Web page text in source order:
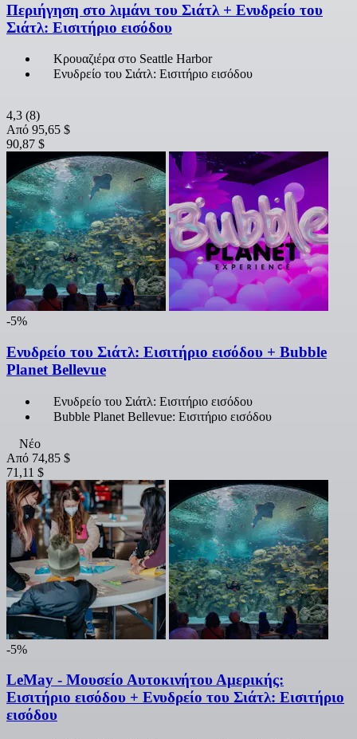
Περιήγηση στο λιμάνι του Σιάτλ + Ενυδρείο του
Σιάτλ: Εισιτήριο εισόδου
Κρουαζιέρα στο Seattle Harbor
Ενυδρείο του Σιάτλ: Εισιτήριο εισόδου
4,3 (8)
Από 95,65 $
90,87 $
-5%
Ενυδρείο του Σιάτλ: Εισιτήριο εισόδου + Bubble
Planet Bellevue
Ενυδρείο του Σιάτλ: Εισιτήριο εισόδου
Bubble Planet Bellevue: Εισιτήριο εισόδου
Νέο
Από 74,85 $
71,11 $
-5%
LeMay - Μουσείο Αυτοκινήτου Αμερικής:
Εισιτήριο εισόδου + Ενυδρείο του Σιάτλ: Εισιτήριο
εισόδου